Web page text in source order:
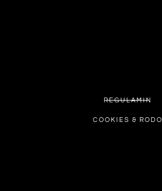
REGULAMIN
COOKIES & RODO